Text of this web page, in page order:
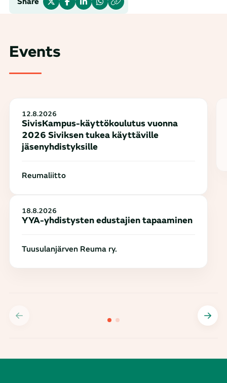
Events
12.8.2026
SivisKampus-käyttökoulutus vuonna
2026 Siviksen tukea käyttäville
jäsenyhdistyksille
Reumaliitto
18.8.2026
YYA-yhdistysten edustajien tapaaminen
Tuusulanjärven Reuma ry.